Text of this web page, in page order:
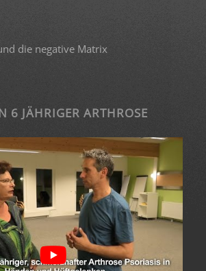
die negative Matrix
6 JÄHRIGER ARTHROSE